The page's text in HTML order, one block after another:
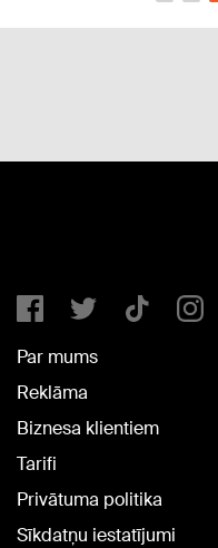
Par mums
Reklāma
Biznesa klientiem
Tarifi
Privātuma politika
Sīkdatņu iestatījumi